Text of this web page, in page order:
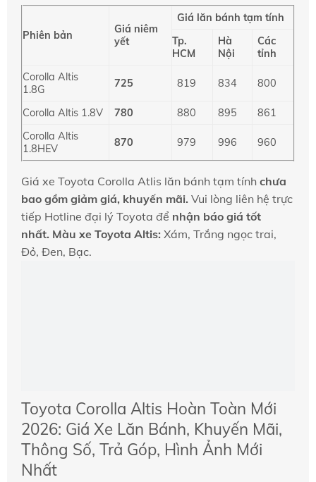
Phiên bản
Giá niêm
yết
Giá lăn bánh tạm tính
Tp.
HCM
Hà
Nội
Các
tỉnh
Corolla Altis
1.8G
725 819 834 800
Corolla Altis 1.8V 780 880 895
861
Corolla Altis
1.8HEV
870 979 996 960
Giá xe Toyota Corolla Atlis lăn bánh tạm tínhchưa
bao gồm giảm giá, khuyến mãi. Vui lòng liên hệ trực
tiếp Hotline đại lý Toyota để nhận báo giá tốt
nhất. Màu xe Toyota Altis: Xám, Trắng ngọc trai,
Đỏ, Đen, Bạc.
Toyota Corolla Altis Hoàn Toàn Mới
2026: Giá Xe Lăn Bánh, Khuyến Mãi,
Thông Số, Trả Góp, Hình Ảnh Mới
Nhất